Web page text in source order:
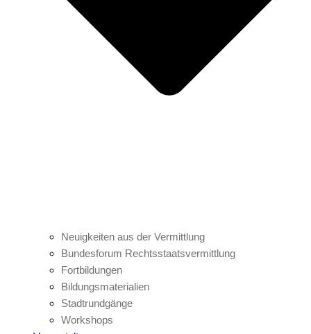
Neuigkeiten aus der Vermittlung
Bundesforum Rechtsstaatsvermittlung
Fortbildungen
Bildungsmaterialien
Stadtrundgänge
Workshops